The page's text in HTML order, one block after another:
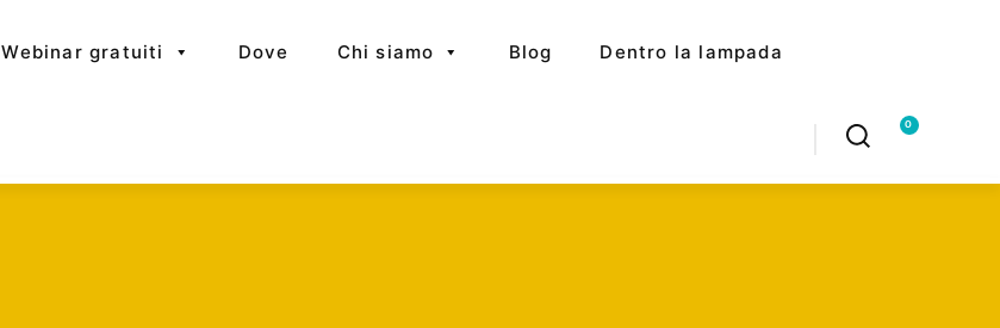
Webinar gratuiti Dove Chi siamo Blog Dentro la lampada
0